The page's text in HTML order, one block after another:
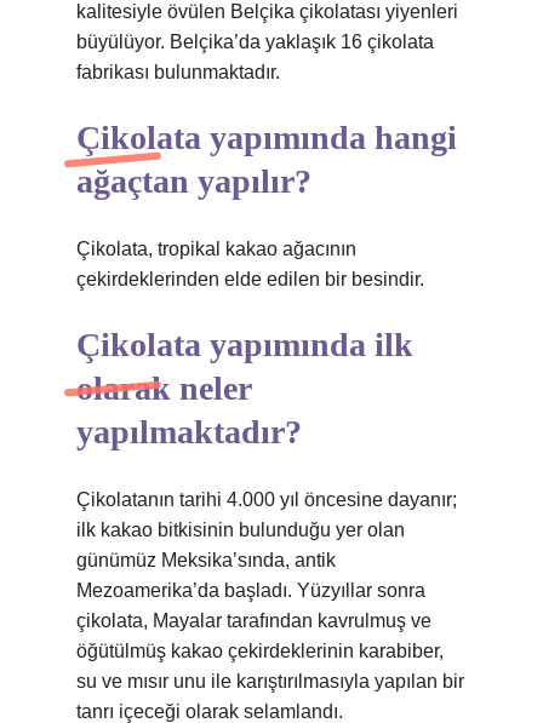
kalitesiyle övülen Belçika çikolatası yiyenleri
büyülüyor. Belçika’da yaklaşık 16 çikolata
fabrikası bulunmaktadır.
Çikolata yapımında hangi
ağaçtan yapılır?
Çikolata, tropikal kakao ağacının
çekirdeklerinden elde edilen bir besindir.
Çikolata yapımında ilk
olarak neler
yapılmaktadır?
Çikolatanın tarihi 4.000 yıl öncesine dayanır;
ilk kakao bitkisinin bulunduğu yer olan
günümüz Meksika’sında, antik
Mezoamerika’da başladı. Yüzyıllar sonra
çikolata, Mayalar tarafından kavrulmuş ve
öğütülmüş kakao çekirdeklerinin karabiber,
su ve mısır unu ile karıştırılmasıyla yapılan bir
tanrı içeceği olarak selamlandı.